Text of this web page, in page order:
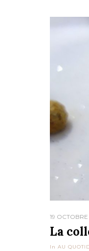
19 OCTOBRE
La
In AU